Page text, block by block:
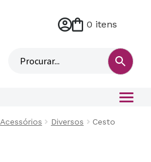
M
n
0 itens
Acessórios Diversos
Cesto